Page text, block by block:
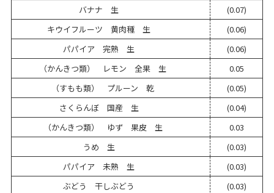
バナナ 生
(0.07)
キウイフルーツ 黄肉種 生
(0.06)
パパイア 完熟 生
(0.06)
（かんきつ類） レモン 全果 生
0.05
（すもも類） プルーン 乾
(0.05)
さくらんぼ 国産 生
(0.04)
（かんきつ類） ゆず 果皮 生
0.03
うめ 生
(0.03)
パパイア 未熟 生
(0.03)
ぶどう 干しぶどう
(0.03)